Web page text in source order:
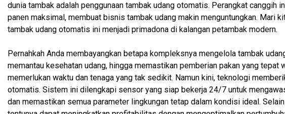
dunia tambak adalah penggunaan tambak udang otomatis. Perangkat canggih
panen maksimal, membuat bisnis tambak udang makin menguntungkan. Mari
tambak udang otomatis ini menjadi primadona di kalangan petambak modern.
Pernahkah Anda membayangkan betapa kompleksnya mengelola tambak
memantau kesehatan udang, hingga memastikan pemberian pakan yang
memerlukan waktu dan tenaga yang tak sedikit. Namun kini, teknologi
otomatis. Sistem ini dilengkapi sensor yang siap bekerja 24/7 untuk
dan memastikan semua parameter lingkungan tetap dalam kondisi ideal.